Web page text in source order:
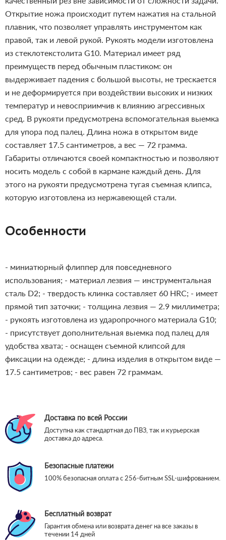
Открытие ножа происходит путем нажатия на стальной
плавник, что позволяет управлять инструментом как
правой, так и левой рукой. Рукоять модели изготовлена
из стеклотекстолита G10. Материал имеет ряд
преимуществ перед обычным пластиком: он
выдерживает падения с большой высоты, не трескается
и не деформируется при воздействии высоких и низких
температур и невосприимчив к влиянию агрессивных
сред. В рукояти предусмотрена вспомогательная выемка
для упора под палец. Длина ножа в открытом виде
составляет 17.5 сантиметров, а вес — 72 грамма.
Габариты отличаются своей компактностью и позволяют
носить модель с собой в кармане каждый день. Для
этого на рукояти предусмотрена тугая съемная клипса,
которую изготовлена из нержавеющей стали.
Особенности
- миниатюрный флиппер для повседневного
использования; - материал лезвия — инструментальная
сталь D2; - твердость клинка составляет 60 HRC; - имеет
прямой тип заточки; - толщина лезвия — 2.9 миллиметра;
- рукоять изготовлена из ударопрочного материала G10;
- присутствует дополнительная выемка под палец для
удобства хвата; - оснащен съемной клипсой для
фиксации на одежде; - длина изделия в открытом виде —
17.5 сантиметров; - вес равен 72 граммам.
Доставка по всей России
Доступна как стандартная до ПВЗ, так и курьерская
доставка до адреса.
Безопасные платежи
100% безопасная оплата с 256-битным SSL-шифрованием.
Бесплатный возврат
Гарантия обмена или возврата денег на все заказы в
течении 14 дней